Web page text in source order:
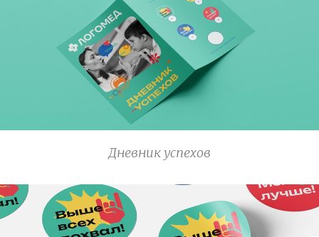
Дневник успехов